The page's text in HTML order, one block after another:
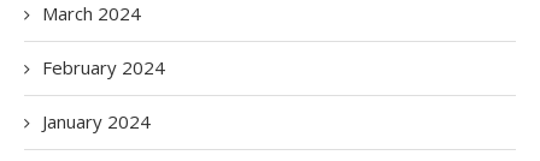
March 2024
February 2024
January 2024